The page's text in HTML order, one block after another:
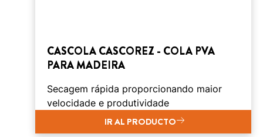
CASCOLA CASCOREZ - COLA PVA
PARA MADEIRA
Secagem rápida proporcionando maior
velocidade e produtividade
IR AL PRODUCTO